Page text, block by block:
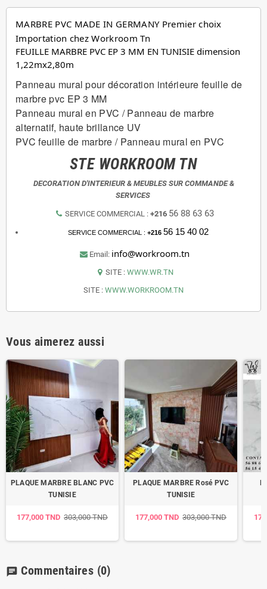
MARBRE PVC MADE IN GERMANY Premier choix
Importation chez Workroom Tn
FEUILLE MARBRE PVC EP 3 MM EN TUNISIE dimension
1,22mx2,80m
Panneau mural pour décoration intérieure feuille de
marbre pvc EP 3 MM
Panneau mural en PVC / Panneau de marbre
alternatif, haute brillance UV
PVC feuille de marbre / Panneau mural en PVC
STE WORKROOM TN
DECORATION D'INTERIEUR & MEUBLES SUR COMMANDE &
SERVICES
SERVICE COMMERCIAL : +216 56 88 63 63
SERVICE COMMERCIAL : +216 56 15 40 02
Email: info@workroom.tn
SITE : WWW.WR.TN
SITE : WWW.WORKROOM.TN
Vous aimerez aussi
PLAQUE MARBRE BLANC PVC
TUNISIE
177,000 TND 303,000 TND
PLAQUE MARBRE Rosé PVC
TUNISIE
177,000 TND 303,000 TND
chat Commentaires (0)